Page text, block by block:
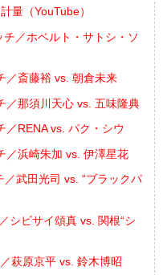
量（YouTube）
／ホベルト・サトシ・ソ
／斎藤裕 vs. 朝倉未来
／那須川天心 vs. 五味隆典
RENA vs. パク・シウ
／浜崎朱加 vs. 伊澤星花
武田光司 vs. “ブラックパ
シビサイ頌真 vs. 関根“シ
萩原京平 vs. 鈴木博昭